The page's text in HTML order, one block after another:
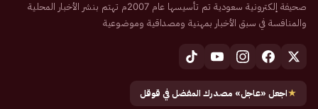
صحيفة إلكترونية سعودية تم تأسيسها عام 2007م تهتم بنشر الأخبار المحلية
والمنافسة في سبق الأخبار بمهنية ومصداقية وموضوعية
★اجعل «عاجل» مصدرك المفضل في قوقل